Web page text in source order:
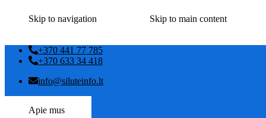
Skip to navigation Skip to main content
+370 441 77 785
+370 633 34 418
info@siluteinfo.lt
Apie mus